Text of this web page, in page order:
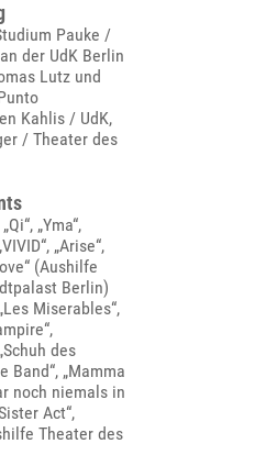
Pauke /
der UdK Berlin
Lutz und
Kahlis / UdK,
/ Theater des
„Yma“,
„Arise“,
(Aushilfe
Berlin)
Miserables“,
des
Band“, „Mamma
noch niemals in
Act“,
Theater des